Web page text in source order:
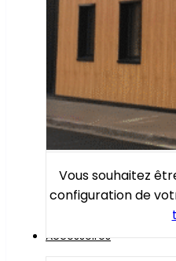
Vous souhaitez
configuration de
Accessoires